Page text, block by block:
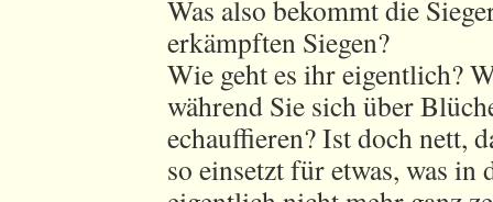
Was also bekommt die
erkämpften Siegen?
Wie geht es ihr eigentlich?
während Sie sich über
echauffieren? Ist doch nett,
so einsetzt für etwas, was in